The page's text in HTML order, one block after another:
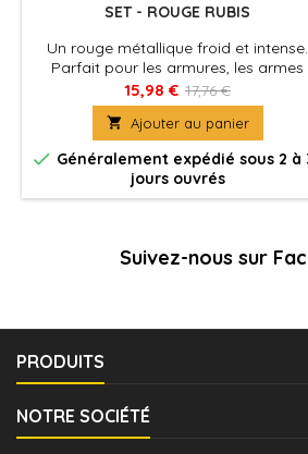
SET - ROUGE RUBIS
Un rouge métallique froid et intense.
Parfait pour les armures, les armes
magiques, les designs futuristes ou les
détails saisissants. Excellent pour jouer
avec les reflets, les contrastes et les
effets de lumière.
15,98 € 17,76 €
 Ajouter au panier
 Généralement expédié sous 2 à
jours ouvrés
Suivez-nous sur
PRODUITS
NOTRE SOCIÉTÉ